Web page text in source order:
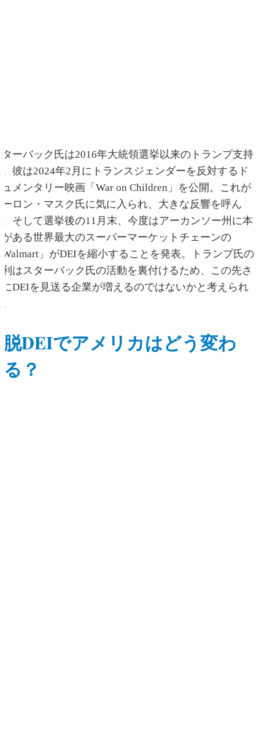
ーバック氏は2016年大統領選挙以来のトランプ支持
彼は2024年2月にトランスジェンダーを反対するド
メンタリー映画「War on Children」を公開。これが
ロン・マスク氏に気に入られ、大きな反響を呼ん
そして選挙後の11月末、今度はアーカンソー州に本
ある世界最大のスーパーマーケットチェーンの
」がDEIを縮小することを発表。トランプ氏の
はスターバック氏の活動を裏付けるため、この先さ
DEIを見送る企業が増えるのではないかと考えられ
脱DEIでアメリカはどう変わ
る？